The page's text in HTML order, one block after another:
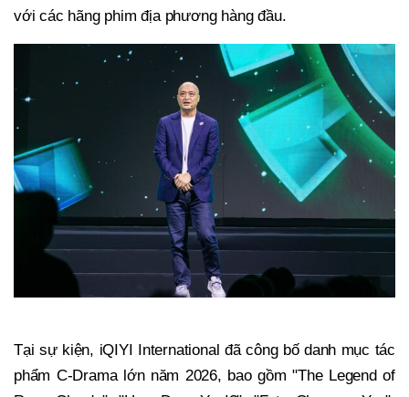
với các hãng phim địa phương hàng đầu.
Tại sự kiện, iQIYI International đã công bố danh mục tác
phẩm C-Drama lớn năm 2026, bao gồm "The Legend of